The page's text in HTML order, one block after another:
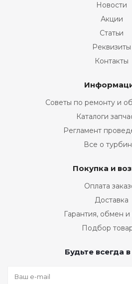
Новости
Акции
Статьи
Реквизиты
Контакты
Советы по ремонту и
Каталоги
Регламент
Все о
Покупка и
Оплата
Доставка
Гарантия, обмен и
Подбор
Будьте всегда